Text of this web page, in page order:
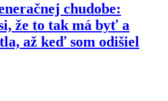
chudobe:
že to tak má byť a
až keď som odišiel